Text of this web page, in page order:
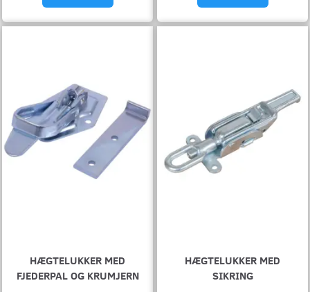
HÆGTELUKKER MED
FJEDERPAL OG KRUMJERN
HÆGTELUKKER MED
SIKRING